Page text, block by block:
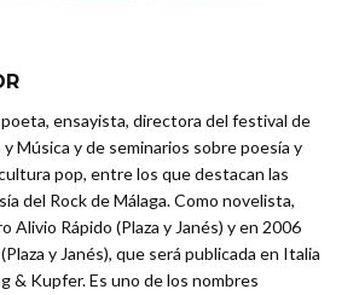
ensayista, directora del festival de
Música y de seminarios sobre poesía y
pop, entre los que destacan las
del Rock de Málaga. Como novelista,
Alivio Rápido (Plaza y Janés) y en 2006
y Janés), que será publicada en Italia
& Kupfer. Es uno de los nombres